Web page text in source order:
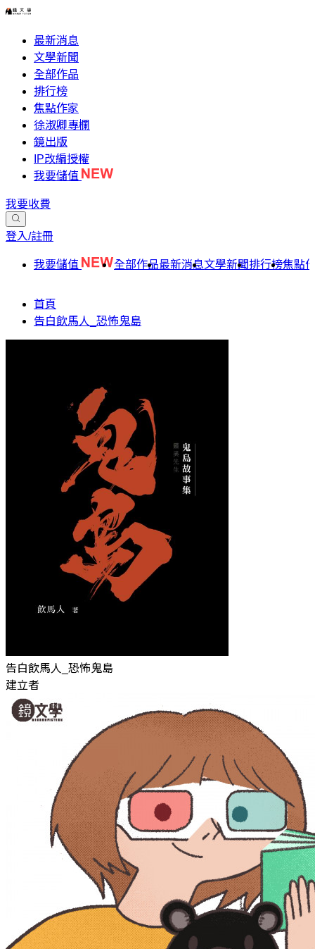
最新消息
文學新聞
全部作品
排行榜
焦點作家
徐淑卿專欄
鏡出版
IP改編授權
我要儲值
我要收費
登入/註冊
我要儲值 全部作品最新消息文學新聞排行榜焦點
首頁
告白飲馬人_恐怖鬼島
告白飲馬人_恐怖鬼島
建立者